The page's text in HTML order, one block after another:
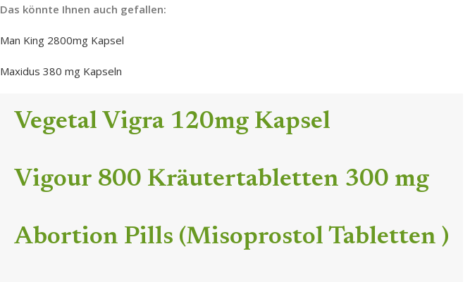
Das könnte Ihnen auch gefallen:
Man King 2800mg Kapsel
Maxidus 380 mg Kapseln
Vegetal Vigra 120mg Kapsel
Vigour 800 Kräutertabletten 300 mg
Abortion Pills (Misoprostol Tabletten )